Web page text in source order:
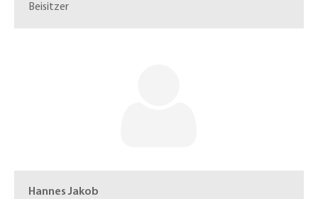
Beisitzer
Hannes Jakob